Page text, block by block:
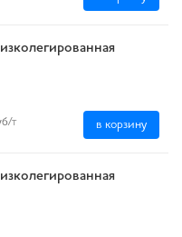
/т в корзину